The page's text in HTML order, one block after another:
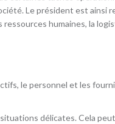
Le président est ainsi
humaines, la
le personnel et les
délicates. Cela